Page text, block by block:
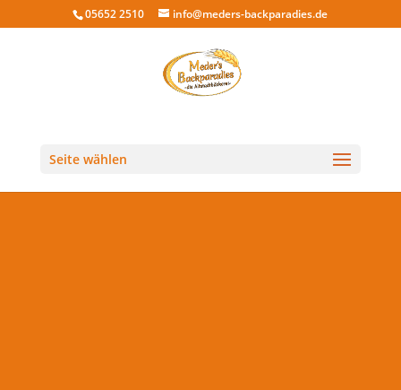
05652 2510 info@meders-backparadies.de
Seite wählen